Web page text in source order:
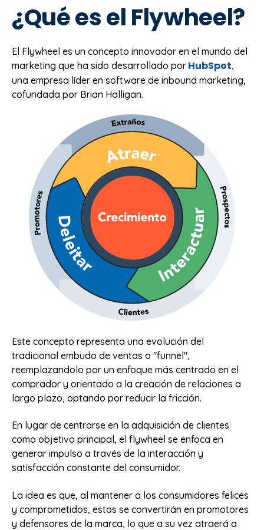
¿Qué es el Flywheel?
El Flywheel es un concepto innovador en el mundo del
marketing que ha sido desarrollado por HubSpot,
una empresa líder en software de inbound marketing,
cofundada por Brian Halligan.
Este concepto representa una evolución del
tradicional embudo de ventas o "funnel",
reemplazandolo por un enfoque más centrado en el
comprador y orientado a la creación de relaciones a
largo plazo, optando por reducir la fricción.
En lugar de centrarse en la adquisición de clientes
como objetivo principal, el flywheel se enfoca en
generar impulso a través de la interacción y
satisfacción constante del consumidor.
La idea es que, al mantener a los consumidores felices
y comprometidos, estos se convertirán en promotores
y defensores de la marca, lo que a su vez atraerá a